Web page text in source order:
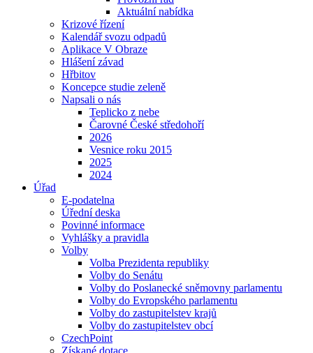
Aktuální nabídka
Krizové řízení
Kalendář svozu odpadů
Aplikace V Obraze
Hlášení závad
Hřbitov
Koncepce studie zeleně
Napsali o nás
Teplicko z nebe
Čarovné České středohoří
2026
Vesnice roku 2015
2025
2024
Úřad
E-podatelna
Úřední deska
Povinné informace
Vyhlášky a pravidla
Volby
Volba Prezidenta republiky
Volby do Senátu
Volby do Poslanecké sněmovny parlamentu
Volby do Evropského parlamentu
Volby do zastupitelstev krajů
Volby do zastupitelstev obcí
CzechPoint
Získané dotace